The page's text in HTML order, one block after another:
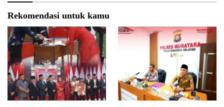
Rekomendasi untuk kamu